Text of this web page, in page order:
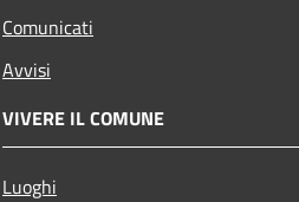
Comunicati
Avvisi
VIVERE IL COMUNE
Luoghi